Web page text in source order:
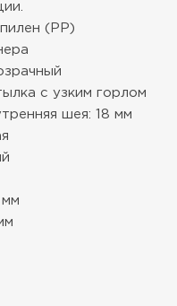
(PP)
с узким горлом
шея: 18 мм
мм